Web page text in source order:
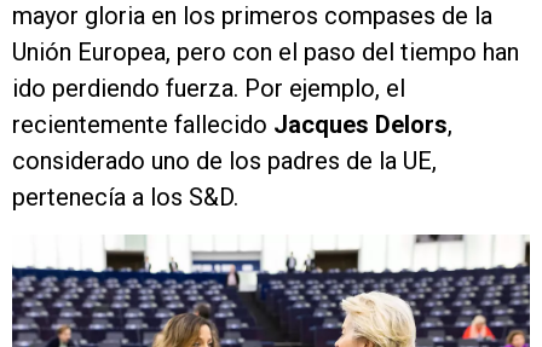
mayor gloria en los primeros compases de la
Unión Europea, pero con el paso del tiempo han
ido perdiendo fuerza. Por ejemplo, el
recientemente fallecido Jacques Delors,
considerado uno de los padres de la UE,
pertenecía a los S&D.